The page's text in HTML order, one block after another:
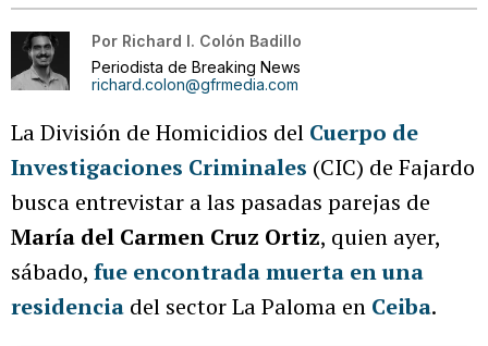
Por Richard I. Colón Badillo
Periodista de Breaking News
richard.colon@gfrmedia.com
La División de Homicidios del Cuerpo de
Investigaciones Criminales (CIC) de Fajardo
busca entrevistar a las pasadas parejas de
María del Carmen Cruz Ortiz, quien ayer,
sábado, fue encontrada muerta en una
residencia del sector La Paloma en Ceiba.